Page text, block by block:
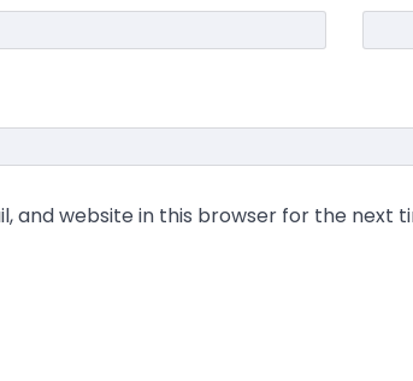
and website in this browser for the next